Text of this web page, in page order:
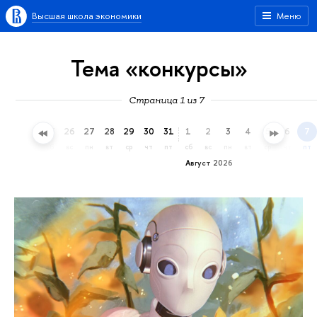
Меню
Высшая школа экономики
Тема «конкурсы»
Страница 1 из 7
25 26 27 28
вт
29
ср
30
чт
31
пт
Август 2026
1
сб
2
вс
3 4 5 6 7
пт